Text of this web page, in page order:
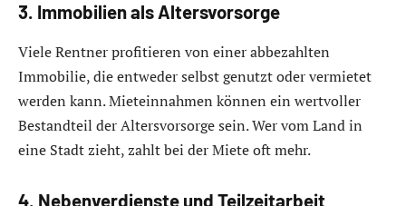
3. Immobilien als Altersvorsorge
Viele Rentner profitieren von einer abbezahlten
Immobilie, die entweder selbst genutzt oder vermietet
werden kann. Mieteinnahmen können ein wertvoller
Bestandteil der Altersvorsorge sein. Wer vom Land in
eine Stadt zieht, zahlt bei der Miete oft mehr.
4. Nebenverdienste und Teilzeitarbeit